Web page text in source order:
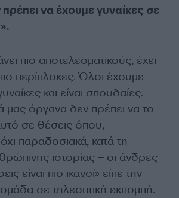
πρέπει να έχουμε γυναίκες σε
πιο αποτελεσματικούς, έχει
περίπλοκες. Όλοι έχουμε
και είναι σπουδαίες.
μας όργανα δεν πρέπει να το
σε θέσεις όπου,
παραδοσιακά, κατά τη
ιστορίας – οι άνδρες
είναι πιο ικανοί» είπε την
σε τηλεοπτική εκπομπή.